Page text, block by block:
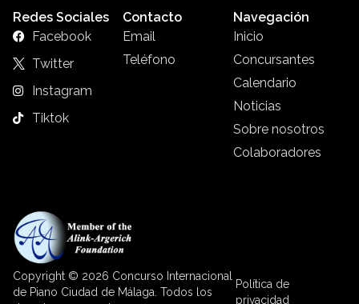
Redes Sociales
Facebook
Twitter
Instagram
Tiktok
Contacto
Email
Teléfono
Navegación
Inicio
Concursantes
Calendario
Noticias
Sobre nosotros
Colaboradores
Copyright © 2026 Concurso Internacional
de Piano Ciudad de Málaga. Todos los
Política de
privacidad